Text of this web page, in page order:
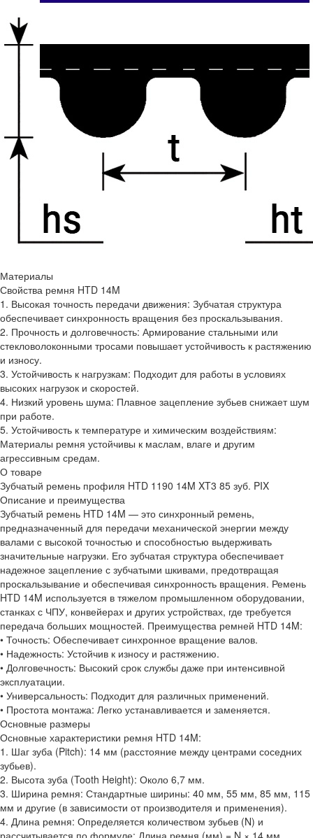
Материалы
Свойства ремня HTD 14M
1. Высокая точность передачи движения: Зубчатая структура
обеспечивает синхронность вращения без проскальзывания.
2. Прочность и долговечность: Армирование стальными или
стекловолоконными тросами повышает устойчивость к растяжению
и износу.
3. Устойчивость к нагрузкам: Подходит для работы в условиях
высоких нагрузок и скоростей.
4. Низкий уровень шума: Плавное зацепление зубьев снижает шум
при работе.
5. Устойчивость к температуре и химическим воздействиям:
Материалы ремня устойчивы к маслам, влаге и другим
агрессивным средам.
О товаре
Зубчатый ремень профиля HTD 1190 14M XT3 85 зуб. PIX
Описание и преимущества
Зубчатый ремень HTD 14M — это синхронный ремень,
предназначенный для передачи механической энергии между
валами с высокой точностью и способностью выдерживать
значительные нагрузки. Его зубчатая структура обеспечивает
надежное зацепление с зубчатыми шкивами, предотвращая
проскальзывание и обеспечивая синхронность вращения. Ремень
HTD 14M используется в тяжелом промышленном оборудовании,
станках с ЧПУ, конвейерах и других устройствах, где требуется
передача больших мощностей. Преимущества ремней HTD 14M:
• Точность: Обеспечивает синхронное вращение валов.
• Надежность: Устойчив к износу и растяжению.
• Долговечность: Высокий срок службы даже при интенсивной
эксплуатации.
• Универсальность: Подходит для различных применений.
• Простота монтажа: Легко устанавливается и заменяется.
Основные размеры
Основные характеристики ремня HTD 14M:
1. Шаг зуба (Pitch): 14 мм (расстояние между центрами соседних
зубьев).
2. Высота зуба (Tooth Height): Около 6,7 мм.
3. Ширина ремня: Стандартные ширины: 40 мм, 55 мм, 85 мм, 115
мм и другие (в зависимости от производителя и применения).
4. Длина ремня: Определяется количеством зубьев (N) и
рассчитывается по формуле: Длина ремня (мм) = N × 14 мм.